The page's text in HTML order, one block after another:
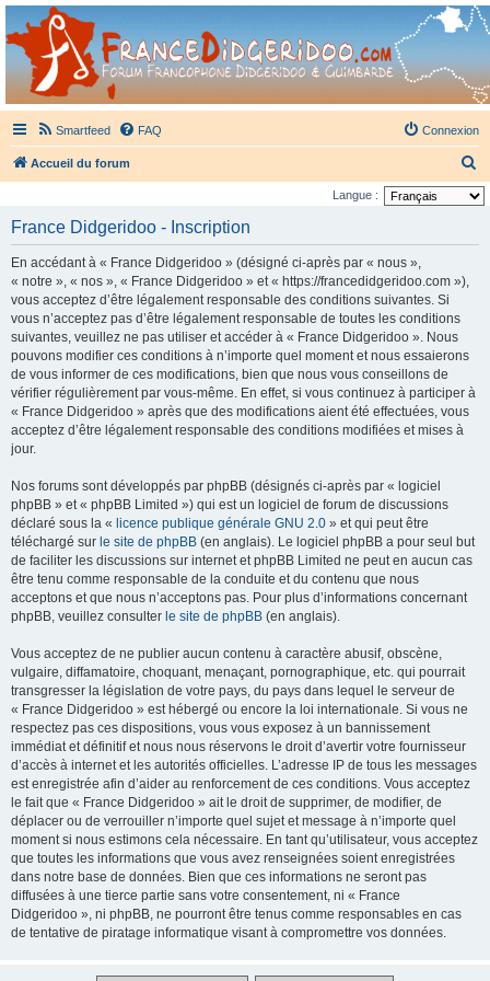
France Didgeridoo
Didgeridoo et Guimbarde sur France Didgeridoo - retrouvez la communauté.
Smartfeed FAQ Connexion
Accueil du forum
e
h
Langue :
France Didgeridoo - Inscription
En accédant à « France Didgeridoo » (désigné ci-après par « nous »,
« notre », « nos », « France Didgeridoo » et « https://francedidgeridoo.com »),
vous acceptez d’être légalement responsable des conditions suivantes. Si
vous n’acceptez pas d’être légalement responsable de toutes les conditions
suivantes, veuillez ne pas utiliser et accéder à « France Didgeridoo ». Nous
pouvons modifier ces conditions à n’importe quel moment et nous essaierons
de vous informer de ces modifications, bien que nous vous conseillons de
vérifier régulièrement par vous-même. En effet, si vous continuez à participer à
« France Didgeridoo » après que des modifications aient été effectuées, vous
acceptez d’être légalement responsable des conditions modifiées et mises à
jour.
Nos forums sont développés par phpBB (désignés ci-après par « logiciel
phpBB » et « phpBB Limited ») qui est un logiciel de forum de discussions
déclaré sous la « licence publique générale GNU 2.0 » et qui peut être
téléchargé sur le site de phpBB (en anglais). Le logiciel phpBB a pour seul but
de faciliter les discussions sur internet et phpBB Limited ne peut en aucun cas
être tenu comme responsable de la conduite et du contenu que nous
acceptons et que nous n’acceptons pas. Pour plus d’informations concernant
phpBB, veuillez consulter le site de phpBB (en anglais).
Vous acceptez de ne publier aucun contenu à caractère abusif, obscène,
vulgaire, diffamatoire, choquant, menaçant, pornographique, etc. qui pourrait
transgresser la législation de votre pays, du pays dans lequel le serveur de
« France Didgeridoo » est hébergé ou encore la loi internationale. Si vous ne
respectez pas ces dispositions, vous vous exposez à un bannissement
immédiat et définitif et nous nous réservons le droit d’avertir votre fournisseur
d’accès à internet et les autorités officielles. L’adresse IP de tous les messages
est enregistrée afin d’aider au renforcement de ces conditions. Vous acceptez
le fait que « France Didgeridoo » ait le droit de supprimer, de modifier, de
déplacer ou de verrouiller n’importe quel sujet et message à n’importe quel
moment si nous estimons cela nécessaire. En tant qu’utilisateur, vous acceptez
que toutes les informations que vous avez renseignées soient enregistrées
dans notre base de données. Bien que ces informations ne seront pas
diffusées à une tierce partie sans votre consentement, ni « France
Didgeridoo », ni phpBB, ne pourront être tenus comme responsables en cas
de tentative de piratage informatique visant à compromettre vos données.